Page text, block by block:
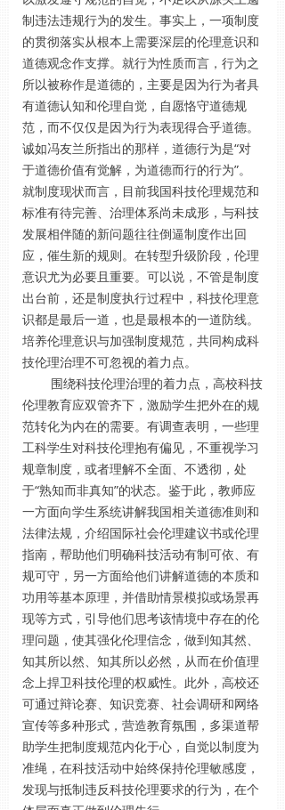
制违法违规行为的发生。事实上，一项制度
的贯彻落实从根本上需要深层的伦理意识和
道德观念作支撑。就行为性质而言，行为之
所以被称作是道德的，主要是因为行为者具
有道德认知和伦理自觉，自愿恪守道德规
范，而不仅仅是因为行为表现得合乎道德。
诚如冯友兰所指出的那样，道德行为是“对
于道德价值有觉解，为道德而行的行为”。
就制度现状而言，目前我国科技伦理规范和
标准有待完善、治理体系尚未成形，与科技
发展相伴随的新问题往往倒逼制度作出回
应，催生新的规则。在转型升级阶段，伦理
意识尤为必要且重要。可以说，不管是制度
出台前，还是制度执行过程中，科技伦理意
识都是最后一道，也是最根本的一道防线。
培养伦理意识与加强制度规范，共同构成科
技伦理治理不可忽视的着力点。
围绕科技伦理治理的着力点，高校科技
伦理教育应双管齐下，激励学生把外在的规
范转化为内在的需要。有调查表明，一些理
工科学生对科技伦理抱有偏见，不重视学习
规章制度，或者理解不全面、不透彻，处
于“熟知而非真知”的状态。鉴于此，教师应
一方面向学生系统讲解我国相关道德准则和
法律法规，介绍国际社会伦理建议书或伦理
指南，帮助他们明确科技活动有制可依、有
规可守，另一方面给他们讲解道德的本质和
功用等基本原理，并借助情景模拟或场景再
现等方式，引导他们思考该情境中存在的伦
理问题，使其强化伦理信念，做到知其然、
知其所以然、知其所以必然，从而在价值理
念上捍卫科技伦理的权威性。此外，高校还
可通过辩论赛、知识竞赛、社会调研和网络
宣传等多种形式，营造教育氛围，多渠道帮
助学生把制度规范内化于心，自觉以制度为
准绳，在科技活动中始终保持伦理敏感度，
发现与抵制违反科技伦理要求的行为，在个